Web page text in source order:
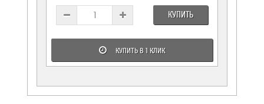
КУПИТЬ
КУПИТЬ В 1 КЛИК